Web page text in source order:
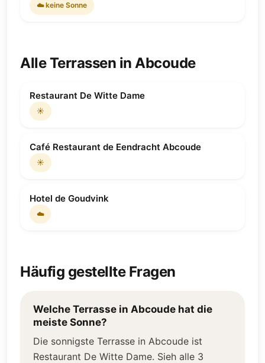
☁️ keine Sonne
Alle Terrassen in Abcoude
Restaurant De Witte Dame
☀️
Café Restaurant de Eendracht Abcoude
☀️
Hotel de Goudvink
☁️
Häufig gestellte Fragen
Welche Terrasse in Abcoude hat die
meiste Sonne?
Die sonnigste Terrasse in Abcoude ist
Restaurant De Witte Dame. Sieh alle 3